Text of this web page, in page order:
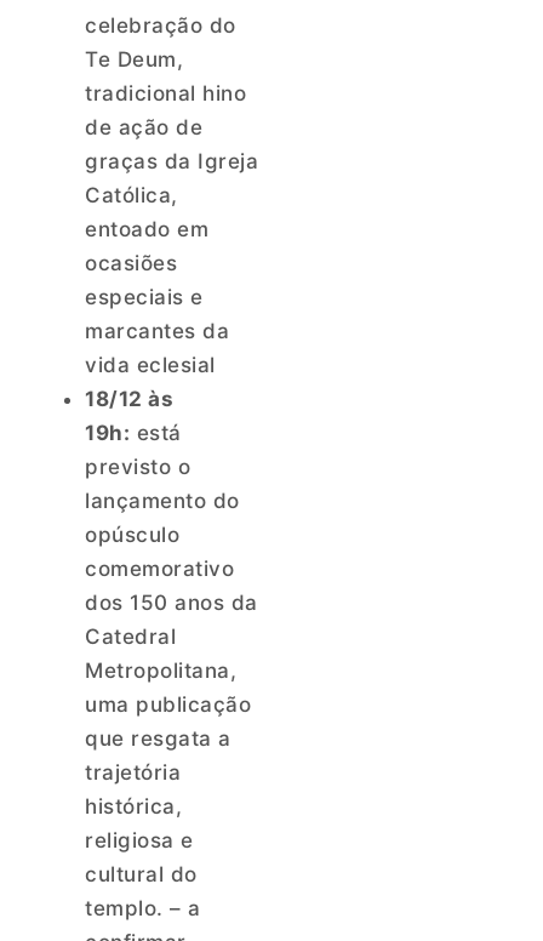
celebração do
Te Deum,
tradicional hino
de ação de
graças da Igreja
Católica,
entoado em
ocasiões
especiais e
marcantes da
vida eclesial
18/12 às
19h: está
previsto o
lançamento do
opúsculo
comemorativo
dos 150 anos da
Catedral
Metropolitana,
uma publicação
que resgata a
trajetória
histórica,
religiosa e
cultural do
templo. – a